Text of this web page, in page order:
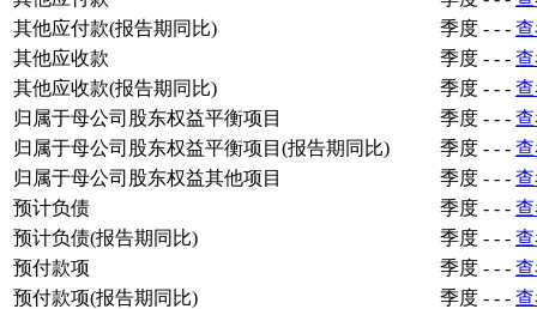
其他应付款(报告期同比)
季度 - - -
其他应收款
季度 - - -
其他应收款(报告期同比)
季度 - - -
归属于母公司股东权益平衡项目
季度 - - -
归属于母公司股东权益平衡项目(报告期同比)
季度 - - -
归属于母公司股东权益其他项目
季度 - - -
预计负债
季度 - - -
预计负债(报告期同比)
季度 - - -
预付款项
季度 - - -
预付款项(报告期同比)
季度 - - -